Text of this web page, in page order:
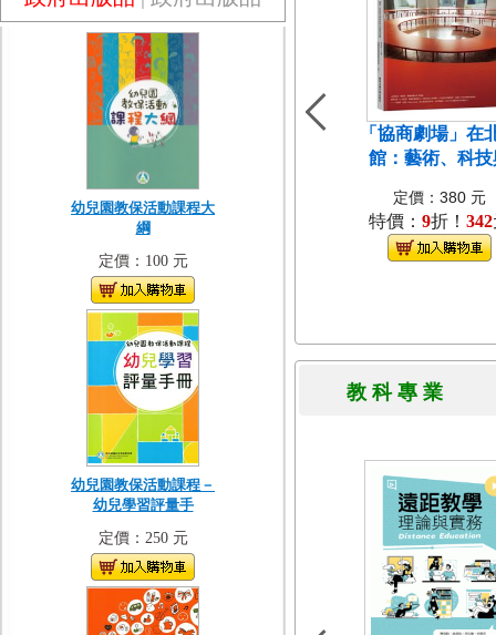
幼兒園教保活動課程大
綱
定價：100 元
幼兒園教保活動課程－
幼兒學習評量手
定價：250 元
「協商劇場」在
館：藝術、科技
定價：380 元
特價： 9折！ 342
教 科 專